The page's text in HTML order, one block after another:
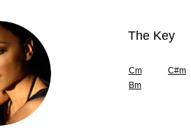
The Key
Cm C#m
Bm